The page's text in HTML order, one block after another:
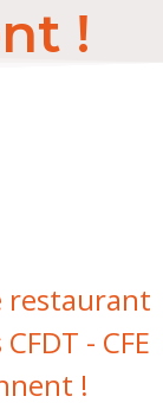
!
restaurant
- CFE
!